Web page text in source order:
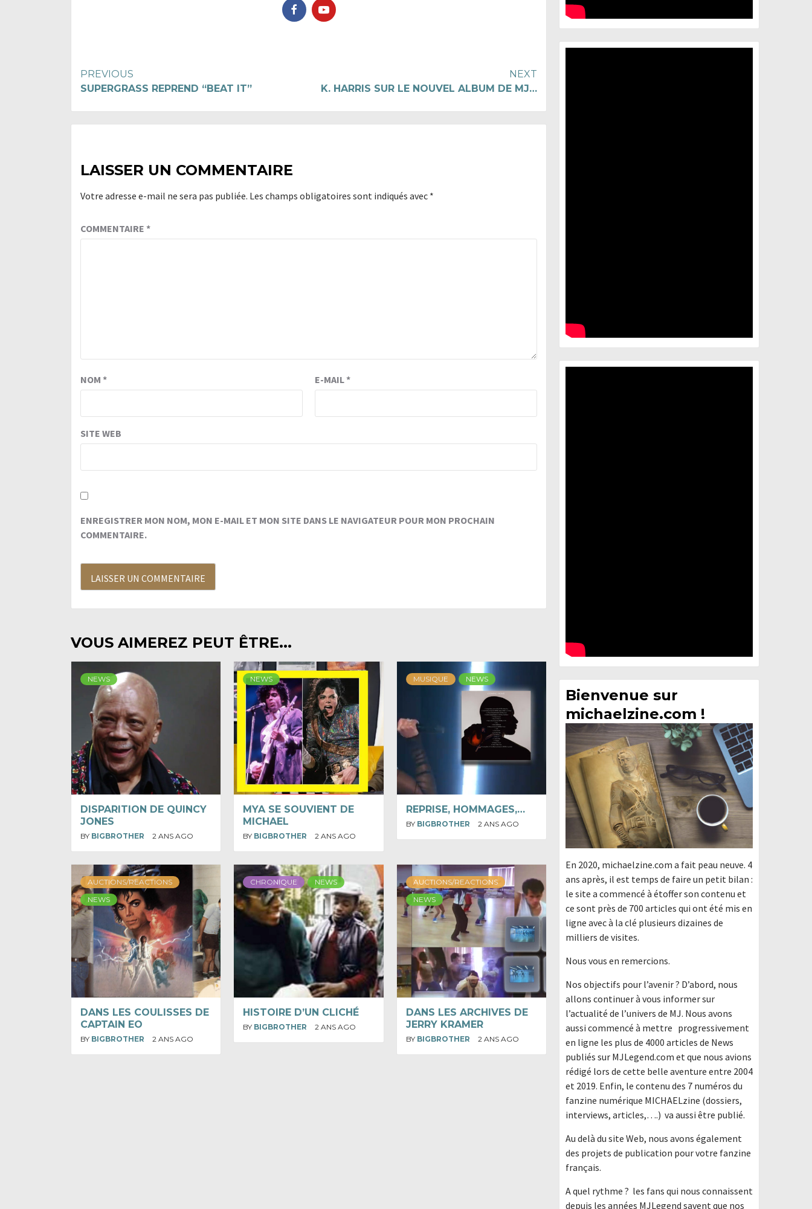
Continue
PREVIOUS
SUPERGRASS REPREND “BEAT IT”
NEXT
K. HARRIS SUR LE NOUVEL ALBUM DE MJ…
LAISSER UN COMMENTAIRE
Votre adresse e-mail ne sera pas publiée. Les champs obligatoires sont indiqués avec *
COMMENTAIRE *
NOM * E-MAIL*
SITE WEB
ENREGISTRER MON NOM, MON E-MAIL ET MON SITE DANS LE NAVIGATEUR POUR MON PROCHAIN
COMMENTAIRE.
VOUS AIMEREZ PEUT ÊTRE...
NEWS
DISPARITION DE QUINCY
JONES
BY BIGBROTHER 2 ANS AGO
NEWS
MYA SE SOUVIENT DE
MICHAEL
BY BIGBROTHER 2 ANS AGO
MUSIQUE NEWS
REPRISE, HOMMAGES,…
BY BIGBROTHER 2 ANS AGO
AUCTIONS/REACTIONS
NEWS
DANS LES COULISSES DE
CAPTAIN EO
BY BIGBROTHER 2 ANS AGO
CHRONIQUE NEWS
HISTOIRE D’UN CLICHÉ
BY BIGBROTHER 2 ANS AGO
AUCTIONS/REACTIONS
NEWS
DANS LES ARCHIVES DE
JERRY KRAMER
BY BIGBROTHER 2 ANS AGO
Bienvenue sur
michaelzine.com !
En 2020, michaelzine.com a fait peau neuve. 4
ans après, il est temps de faire un petit bilan :
le site a commencé à étoffer son contenu et
ce sont près de 700 articles qui ont été mis en
ligne avec à la clé plusieurs dizaines de
milliers de visites.
Nous vous en remercions.
Nos objectifs pour l’avenir ? D’abord, nous
allons continuer à vous informer sur
l’actualité de l’univers de MJ. Nous avons
aussi commencé à mettre progressivement
en ligne les plus de 4000 articles de News
publiés sur MJLegend.com et que nous avions
rédigé lors de cette belle aventure entre 2004
et 2019. Enfin, le contenu des 7 numéros du
fanzine numérique MICHAELzine (dossiers,
interviews, articles,….) va aussi être publié.
Au delà du site Web, nous avons également
des projets de publication pour votre fanzine
français.
A quel rythme ? les fans qui nous connaissent
depuis les années MJLegend savent que nos